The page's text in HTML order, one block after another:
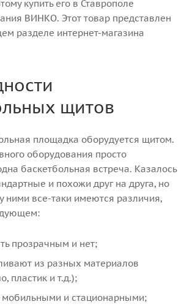
купить его в Ставрополе
ВИНКО. Этот товар представлен
разделе интернет-магазина
щитов
площадка оборудуется щитом.
оборудования просто
баскетбольная встреча. Казалось
и похожи друг на друга, но
ними все-таки имеются различия,
прозрачным и нет;
из разных материалов
пластик и т.д.);
и стационарными;